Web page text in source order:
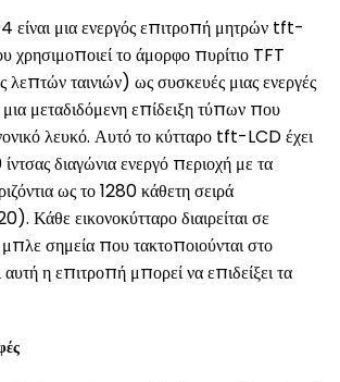
μια ενεργός επιτροπή μητρών tft-
χρησιμοποιεί το άμορφο πυρίτιο TFT
λεπτών ταινιών) ως συσκευές μιας ενεργές
μια μεταδιδόμενη επίδειξη τύπων που
λευκό. Αυτό το κύτταρο tft-LCD έχει
διαγώνια ενεργό περιοχή με τα
ως το 1280 κάθετη σειρά
Κάθε εικονοκύτταρο διαιρείται σε
σημεία που τακτοποιούνται στο
η επιτροπή μπορεί να επιδείξει τα